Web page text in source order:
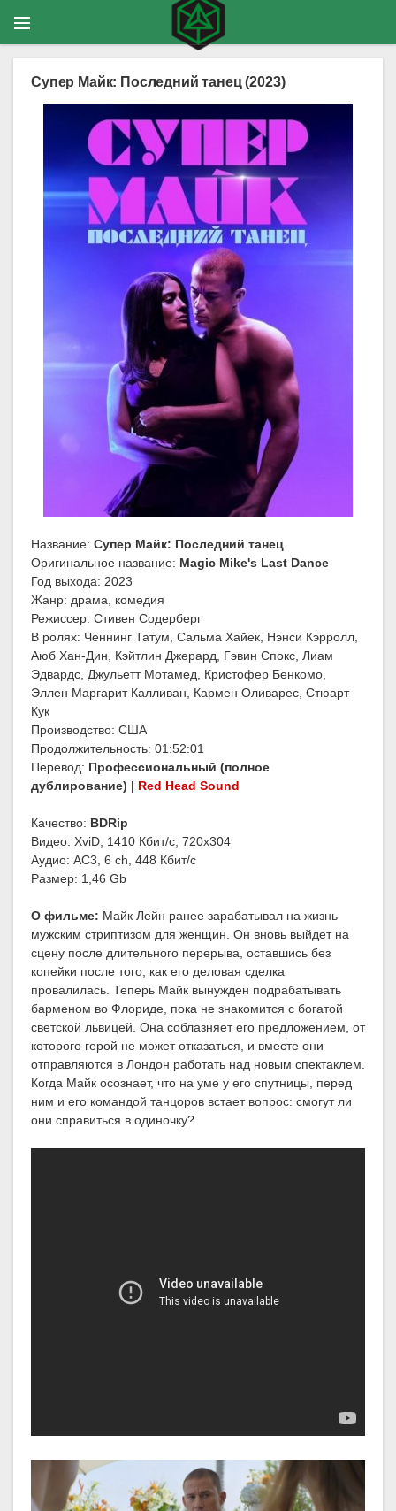
Супер Майк: Последний танец (2023)
Название: Супер Майк: Последний танец
Оригинальное название: Magic Mike's Last Dance
Год выхода: 2023
Жанр: драма, комедия
Режиссер: Стивен Содерберг
В ролях: Ченнинг Татум, Сальма Хайек, Нэнси Кэрролл,
Аюб Хан-Дин, Кэйтлин Джерард, Гэвин Спокс, Лиам
Эдвардс, Джульетт Мотамед, Кристофер Бенкомо,
Эллен Маргарит Калливан, Кармен Оливарес, Стюарт
Кук
Производство: США
Продолжительность: 01:52:01
Перевод: Профессиональный (полное
дублирование) | Red Head Sound
Качество: BDRip
Видео: XviD, 1410 Кбит/с, 720x304
Аудио: AC3, 6 ch, 448 Кбит/с
Размер: 1,46 Gb
О фильме: Майк Лейн ранее зарабатывал на жизнь
мужским стриптизом для женщин. Он вновь выйдет на
сцену после длительного перерыва, оставшись без
копейки после того, как его деловая сделка
провалилась. Теперь Майк вынужден подрабатывать
барменом во Флориде, пока не знакомится с богатой
светской львицей. Она соблазняет его предложением, от
которого герой не может отказаться, и вместе они
отправляются в Лондон работать над новым спектаклем.
Когда Майк осознает, что на уме у его спутницы, перед
ним и его командой танцоров встает вопрос: смогут ли
они справиться в одиночку?